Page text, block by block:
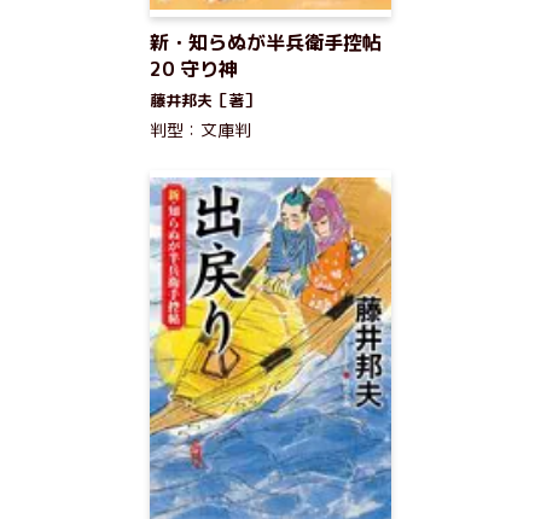
新・知らぬが半兵衛手控帖
20 守り神
藤井邦夫［著］
判型：文庫判